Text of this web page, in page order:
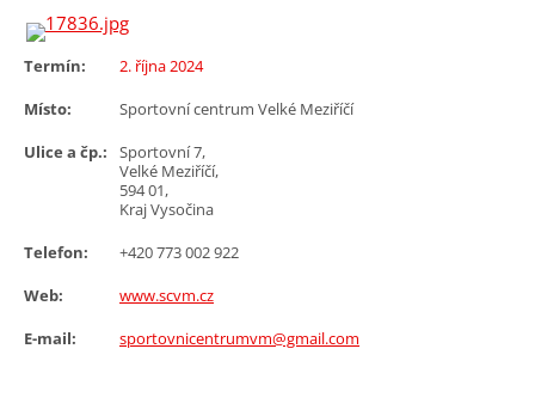
Termín:
2. října 2024
Místo:
Sportovní centrum Velké Meziříčí
Ulice a čp.:
Sportovní 7,
Velké Meziříčí,
594 01,
Kraj Vysočina
Telefon:
+420 773 002 922
Web:
www.scvm.cz
E-mail:
sportovnicentrumvm@gmail.com